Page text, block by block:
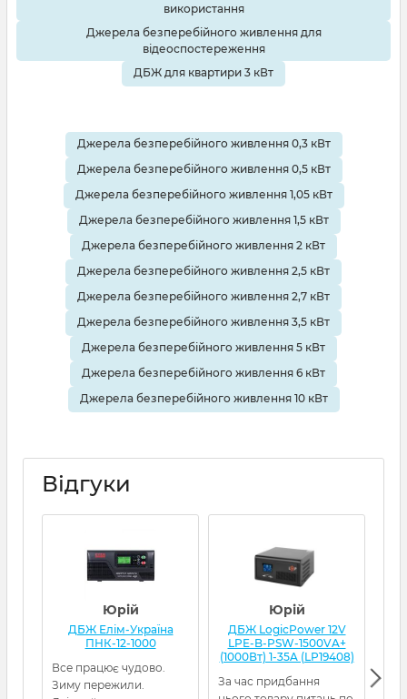
використання
Джерела безперебійного живлення для
відеоспостереження
ДБЖ для квартири 3 кВт
Джерела безперебійного живлення 0,3 кВт
Джерела безперебійного живлення 0,5 кВт
Джерела безперебійного живлення 1,05 кВт
Джерела безперебійного живлення 1,5 кВт
Джерела безперебійного живлення 2 кВт
Джерела безперебійного живлення 2,5 кВт
Джерела безперебійного живлення 2,7 кВт
Джерела безперебійного живлення 3,5 кВт
Джерела безперебійного живлення 5 кВт
Джерела безперебійного живлення 6 кВт
Джерела безперебійного живлення 10 кВт
Відгуки
Юрій
ДБЖ Елім-Україна
ПНК-12-1000
Все працює чудово.
Зиму пережили.
Юрій
ДБЖ LogicPower 12V
LPE-B-PSW-1500VA+
(1000Вт) 1-35A (LP19408)
За час придбання